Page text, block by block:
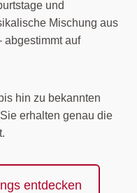
und
Mischung aus
abgestimmt auf
hin zu bekannten
erhalten genau die
entdecken